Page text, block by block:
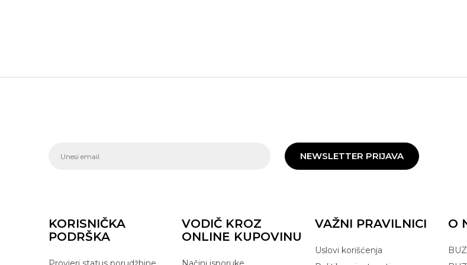
NEWSLETTER PRIJAVA
KORISNIČKA
PODRŠKA
VODIČ KROZ
ONLINE KUPOVINU
VAŽNI PRAVILNICI
Uslovi korišćenja
O